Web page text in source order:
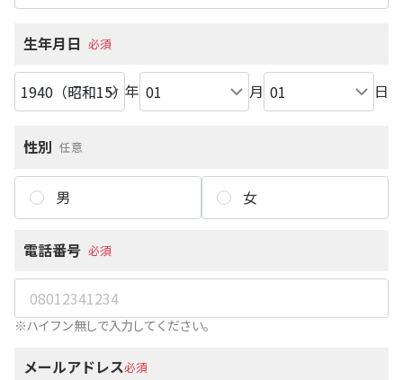
生年月日 必須
年 月 日
性別 任意
男 女
電話番号 必須
※ハイフン無しで入力してください。
メールアドレス必須